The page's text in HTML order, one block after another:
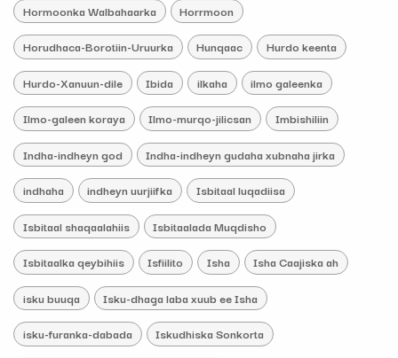
Hormoonka Walbahaarka Horrmoon
Horudhaca-Borotiin-Uruurka Hunqaac Hurdo keenta
Hurdo-Xanuun-dile Ibida ilkaha ilmo galeenka
Ilmo-galeen koraya Ilmo-murqo-jilicsan Imbishiliin
Indha-indheyn god Indha-indheyn gudaha xubnaha jirka
indhaha indheyn uurjiifka Isbitaal luqadiisa
Isbitaal shaqaalahiis Isbitaalada Muqdisho
Isbitaalka qeybihiis Isfiilito Isha Isha Caajiska ah
isku buuqa Isku-dhaga laba xuub ee Isha
isku-furanka-dabada Iskudhiska Sonkorta